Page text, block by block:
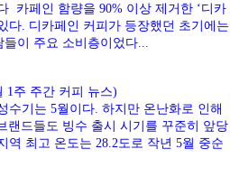
카페인 함량을 90% 이상 제거한 ‘디카
다. 디카페인 커피가 등장했던 초기에는
이 주요 소비층이었다...
1주 주간 커피 뉴스)
수기는 5월이다. 하지만 온난화로 인해
랜드들도 빙수 출시 시기를 꾸준히 앞당
역 최고 온도는 28.2도로 작년 5월 중순